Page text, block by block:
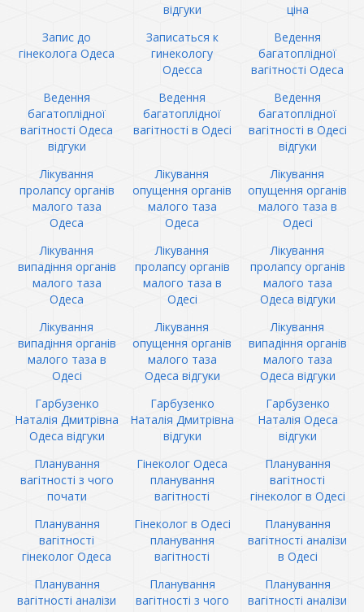
відгуки
ціна
Запис до
гінеколога Одеса
Записаться к
гинекологу
Одесса
Ведення
багатоплідної
вагітності Одеса
Ведення
багатоплідної
вагітності Одеса
відгуки
Ведення
багатоплідної
вагітності в Одесі
Ведення
багатоплідної
вагітності в Одесі
відгуки
Лікування
пролапсу органів
малого таза
Одеса
Лікування
опущення органів
малого таза
Одеса
Лікування
опущення органів
малого таза в
Одесі
Лікування
випадіння органів
малого таза
Одеса
Лікування
пролапсу органів
малого таза в
Одесі
Лікування
пролапсу органів
малого таза
Одеса відгуки
Лікування
випадіння органів
малого таза в
Одесі
Лікування
опущення органів
малого таза
Одеса відгуки
Лікування
випадіння органів
малого таза
Одеса відгуки
Гарбузенко
Наталія Дмитрівна
Одеса відгуки
Гарбузенко
Наталія Дмитрівна
відгуки
Гарбузенко
Наталія Одеса
відгуки
Планування
вагітності з чого
почати
Гінеколог Одеса
планування
вагітності
Планування
вагітності
гінеколог в Одесі
Планування
вагітності
гінеколог Одеса
Гінеколог в Одесі
планування
вагітності
Планування
вагітності аналізи
в Одесі
Планування
вагітності аналізи
Планування
вагітності з чого
Планування
вагітності аналізи